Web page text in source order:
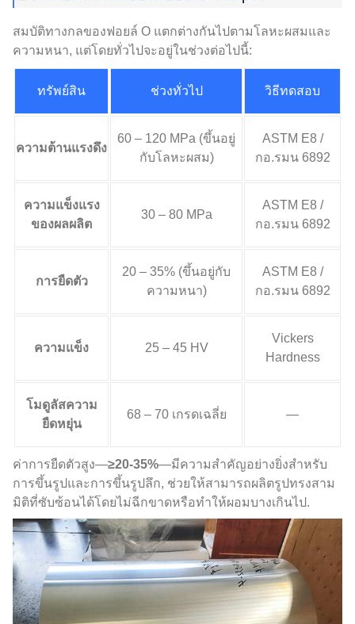
สมบัติทางกลของฟอยล์ O แตกต่างกันไปตามโลหะผสมและ
ความหนา, แต่โดยทั่วไปจะอยู่ในช่วงต่อไปนี้:
ทรัพย์สิน ช่วงทั่วไป วิธีทดสอบ
ความต้านแรงดึง
60 – 120 MPa (ขึ้นอยู่
กับโลหะผสม)
ASTM E8 /
กอ.รมน 6892
ความแข็งแรง
ของผลผลิต
30 – 80 MPa
ASTM E8 /
กอ.รมน 6892
การยืดตัว
20 – 35% (ขึ้นอยู่กับ
ความหนา)
ASTM E8 /
กอ.รมน 6892
ความแข็ง 25 – 45 HV
Vickers
Hardness
โมดูลัสความ
ยืดหยุ่น
68 – 70 เกรดเฉลี่ย —
ค่าการยืดตัวสูง—≥20-35%—มีความสำคัญอย่างยิ่งสำหรับ
การขึ้นรูปและการขึ้นรูปลึก, ช่วยให้สามารถผลิตรูปทรงสาม
มิติที่ซับซ้อนได้โดยไม่ฉีกขาดหรือทำให้ผอมบางเกินไป.